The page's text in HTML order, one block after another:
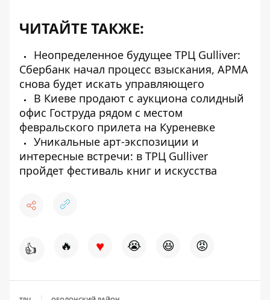
ЧИТАЙТЕ ТАКЖЕ:
Неопределенное будущее ТРЦ Gulliver:
Сбербанк начал процесс взыскания, АРМА
снова будет искать управляющего
В Киеве продают с аукциона солидный
офис Гоструда рядом с местом
февральского прилета на Куреневке
Уникальные арт-экспозиции и
интересные встречи: в ТРЦ Gulliver
пройдет фестиваль книг и искусства
👍 🔥 ♥ 😭 😆 😡